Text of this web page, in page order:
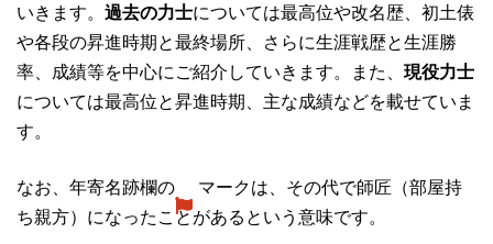
いきます。 過去の力士については最高位や改名歴、初土俵
や各段の昇進時期と最終場所、さらに生涯戦歴と生涯勝
率、成績等を中心にご紹介していきます。また、 現役力士
については最高位と昇進時期、主な成績などを載せていま
す。
なお、年寄名跡欄の
マークは、その代で師匠（部屋持
ち親方）になったことがあるという意味です。